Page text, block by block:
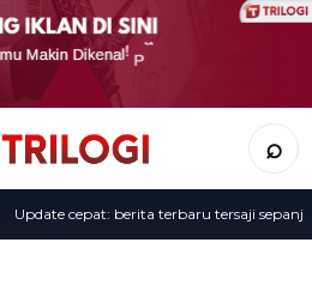
⌕
cepat: berita terbaru tersaji sepanjang